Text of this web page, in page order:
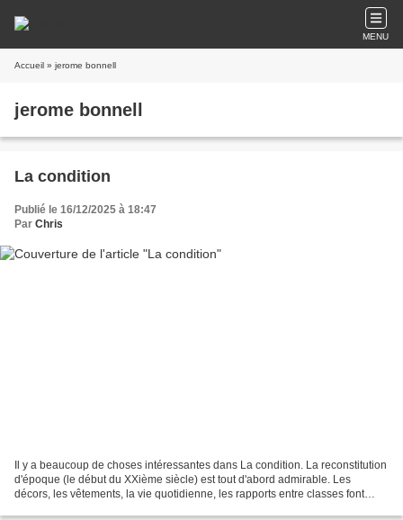
MENU
Accueil » jerome bonnell
jerome bonnell
La condition
Publié le 16/12/2025 à 18:47
Par Chris
Il y a beaucoup de choses intéressantes dans La condition. La reconstitution
d'époque (le début du XXième siècle) est tout d'abord admirable. Les
décors, les vêtements, la vie quotidienne, les rapports entre classes font